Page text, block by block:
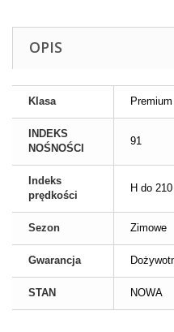
OPIS
Klasa Premium
INDEKS
NOŚNOŚCI
91
Indeks
prędkości
H do
Sezon Zimowe
Gwarancja
STAN NOWA